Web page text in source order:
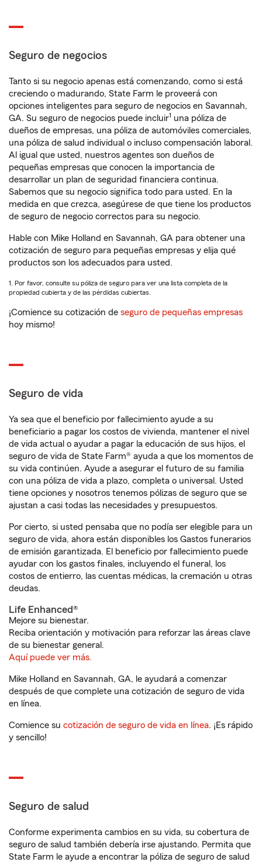
Seguro de negocios
Tanto si su negocio apenas está comenzando, como si está
creciendo o madurando, State Farm le proveerá con
opciones inteligentes para seguro de negocios en Savannah,
GA. Su seguro de negocios puede incluir1 una póliza de
dueños de empresas, una póliza de automóviles comerciales,
una póliza de salud individual o incluso compensación laboral.
Al igual que usted, nuestros agentes son dueños de
pequeñas empresas que conocen la importancia de
desarrollar un plan de seguridad financiera continua.
Sabemos que su negocio significa todo para usted. En la
medida en que crezca, asegúrese de que tiene los productos
de seguro de negocio correctos para su negocio.
Hable con Mike Holland en Savannah, GA para obtener una
cotización de seguro para pequeñas empresas y elija qué
productos son los adecuados para usted.
1. Por favor, consulte su póliza de seguro para ver una lista completa de la
propiedad cubierta y de las pérdidas cubiertas.
¡Comience su cotización de seguro de pequeñas empresas
hoy mismo!
Seguro de vida
Ya sea que el beneficio por fallecimiento ayude a su
beneficiario a pagar los costos de vivienda, mantener el nivel
de vida actual o ayudar a pagar la educación de sus hijos, el
seguro de vida de State Farm® ayuda a que los momentos de
su vida continúen. Ayude a asegurar el futuro de su familia
con una póliza de vida a plazo, completa o universal. Usted
tiene opciones y nosotros tenemos pólizas de seguro que se
ajustan a casi todas las necesidades y presupuestos.
Por cierto, si usted pensaba que no podía ser elegible para un
seguro de vida, ahora están disponibles los Gastos funerarios
de emisión garantizada. El beneficio por fallecimiento puede
ayudar con los gastos finales, incluyendo el funeral, los
costos de entierro, las cuentas médicas, la cremación u otras
deudas.
Life Enhanced®
Mejore su bienestar.
Reciba orientación y motivación para reforzar las áreas clave
de su bienestar general.
Aquí puede ver más.
Mike Holland en Savannah, GA, le ayudará a comenzar
después de que complete una cotización de seguro de vida
en línea.
Comience su cotización de seguro de vida en línea. ¡Es rápido
y sencillo!
Seguro de salud
Conforme experimenta cambios en su vida, su cobertura de
seguro de salud también debería irse ajustando. Permita que
State Farm le ayude a encontrar la póliza de seguro de salud